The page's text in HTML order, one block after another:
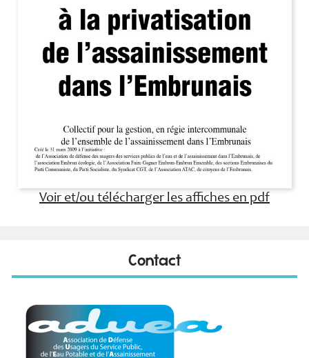
Voir et/ou télécharger les affiches en pdf
Contact